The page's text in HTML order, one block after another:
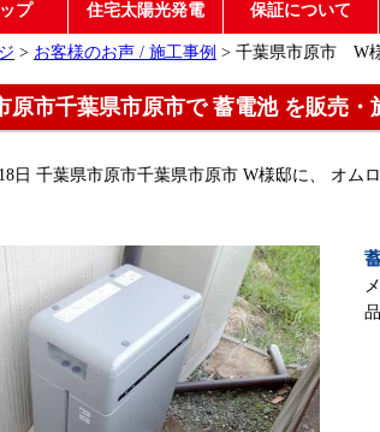
プ 住宅太陽光発電 保証について
> お客様のお声 / 施工事例 > 千葉県市原市 W
原市千葉県市原市で 蓄電池 を販売・
日 千葉県市原市千葉県市原市 W様邸に、 オム